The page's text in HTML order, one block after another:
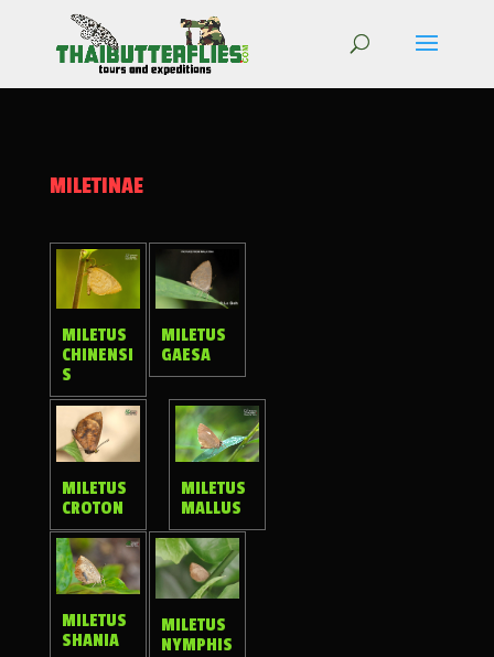
MILETINAE
MILETUS
CHINENSI
S
MILETUS
GAESA
MILETUS
CROTON
MILETUS
MALLUS
MILETUS
SHANIA
MILETUS
NYMPHIS